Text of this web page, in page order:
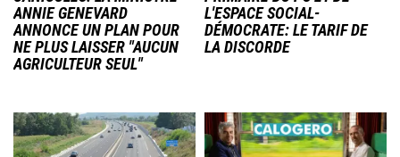
ANNIE GENEVARD
ANNONCE UN PLAN POUR
NE PLUS LAISSER "AUCUN
AGRICULTEUR SEUL"
L'ESPACE SOCIAL-
DÉMOCRATE: LE TARIF DE
LA DISCORDE
Image Image